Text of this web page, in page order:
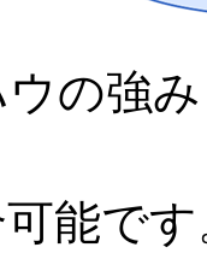
ウの強
能で